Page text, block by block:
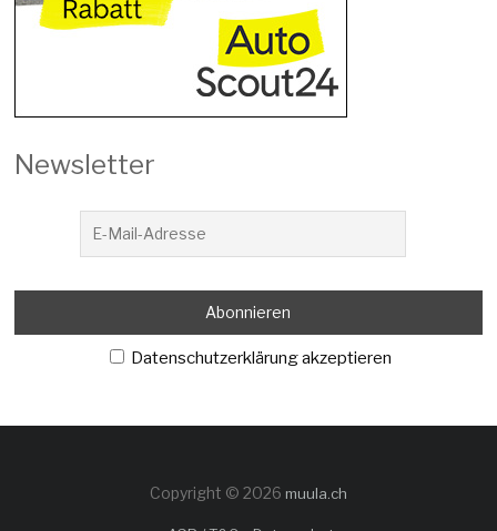
Newsletter
Datenschutzerklärung akzeptieren
Copyright © 2026 muula.ch